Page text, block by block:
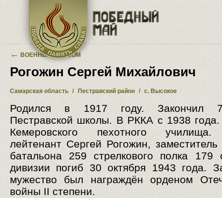
Перейти к основному содержанию
← ВОЕННЫЙ АЛЬБОМ
Рогожин Сергей Михайлович
Самарская область / Пестравский район / с. Высокое
Родился в 1917 году. Закончил
Пестравской школы. В РККА с 1938 года.
Кемеровского пехотного
лейтенант Сергей Рогожин,
батальона 259 стрелкового полка 179
дивизии погиб 30 октября 1943 года.
мужество был награждён орденом
войны II степени.